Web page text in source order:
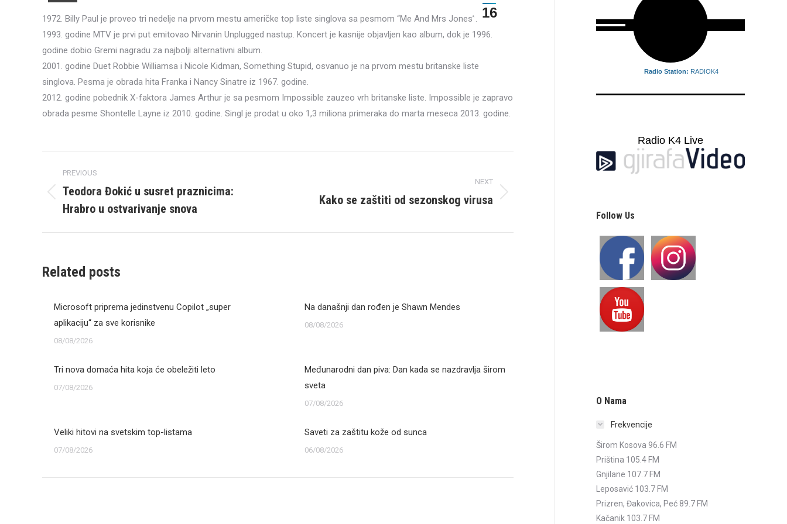
16
1972. Billy Paul je proveo tri nedelje na prvom mestu američke top liste singlova sa pesmom “Me And Mrs Jones”.
1993. godine MTV je prvi put emitovao Nirvanin Unplugged nastup. Koncert je kasnije objavljen kao album, dok je 1996.
godine dobio Gremi nagradu za najbolji alternativni album.
2001. godine Duet Robbie Williamsa i Nicole Kidman, Something Stupid, osvanuo je na prvom mestu britanske liste
singlova. Pesma je obrada hita Franka i Nancy Sinatre iz 1967. godine.
2012. godine pobednik X-faktora James Arthur je sa pesmom Impossible zauzeo vrh britanske liste. Impossible je zapravo
obrada pesme Shontelle Layne iz 2010. godine. Singl je prodat u oko 1,3 miliona primeraka do marta meseca 2013. godine.
navigation
PREVIOUS
Previous
post:
Teodora Đokić u susret praznicima:
Hrabro u ostvarivanje snova
NEXT
Kako se zaštiti od sezonskog virusa
Related posts
Microsoft priprema jedinstvenu Copilot „super
aplikaciju“ za sve korisnike
08/08/2026
Na današnji dan rođen je Shawn Mendes
08/08/2026
Tri nova domaća hita koja će obeležiti leto
07/08/2026
Međunarodni dan piva: Dan kada se nazdravlja širom
sveta
07/08/2026
Veliki hitovi na svetskim top-listama
07/08/2026
Saveti za zaštitu kože od sunca
06/08/2026
Radio Station: RADIOK4
Radio K4 Live
Follow Us
O Nama
Frekvencije
Širom Kosova 96.6 FM
Priština 105.4 FM
Gnjilane 107.7 FM
Leposavić 103.7 FM
Prizren, Đakovica, Peć 89.7 FM
Kačanik 103.7 FM